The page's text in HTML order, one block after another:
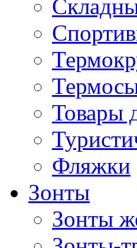
Товары
Фляжки
Зонты
Зонты